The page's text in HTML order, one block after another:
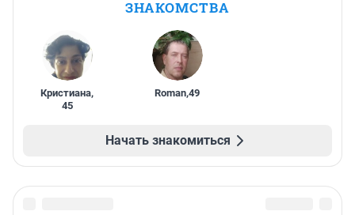
ЗНАКОМСТВА
Кристиана,
45
Roman,49
Начать знакомиться